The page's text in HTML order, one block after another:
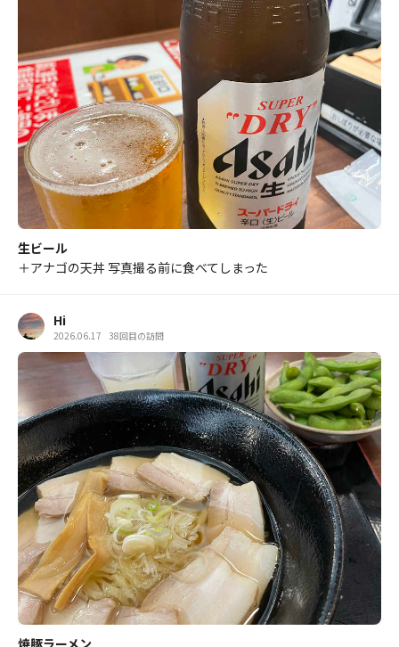
生ビール
＋アナゴの天丼 写真撮る前に食べてしまった
Hi
2026.06.17 38回目の訪問
焼豚ラーメン